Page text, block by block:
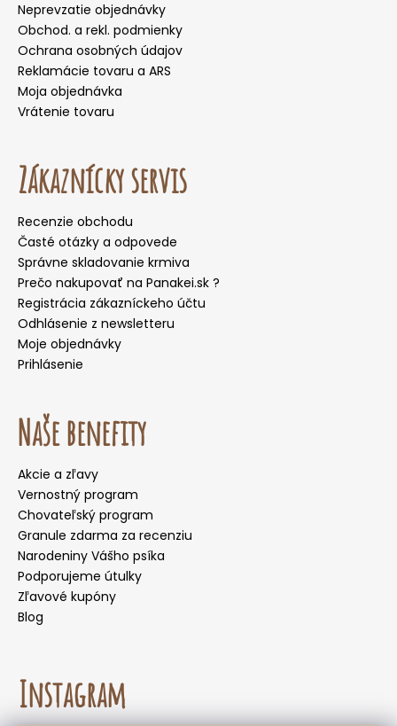
Neprevzatie objednávky
Obchod. a rekl. podmienky
Ochrana osobných údajov
Reklamácie tovaru a ARS
Moja objednávka
Vrátenie tovaru
Zákaznícky servis
Recenzie obchodu
Časté otázky a odpovede
Správne skladovanie krmiva
Prečo nakupovať na Panakei.sk ?
Registrácia zákazníckeho účtu
Odhlásenie z newsletteru
Moje objednávky
Prihlásenie
Naše benefity
Akcie a zľavy
Vernostný program
Chovateľský program
Granule zdarma za recenziu
Narodeniny Vášho psíka
Podporujeme útulky
Zľavové kupóny
Blog
Instagram